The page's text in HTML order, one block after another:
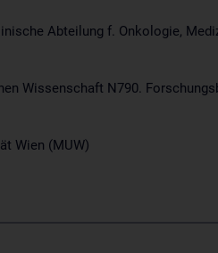
Abteilung f. Onkologie,
Wissenschaft N790.
Wien (MUW)